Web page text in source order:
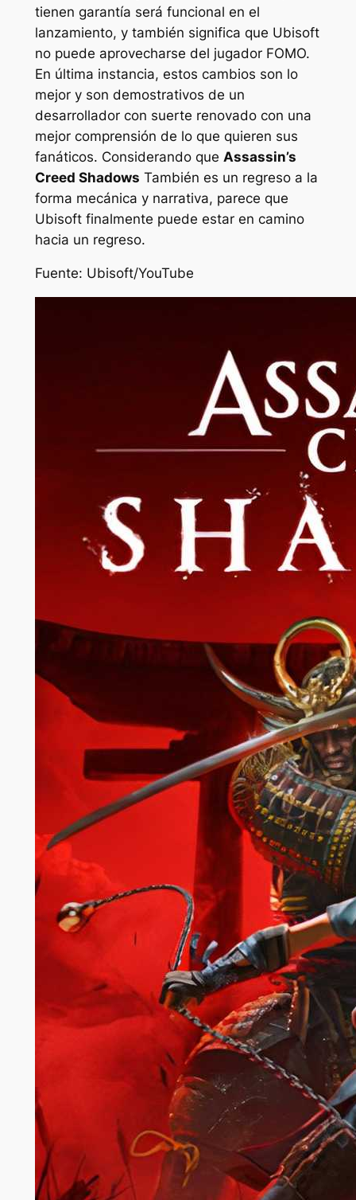
tienen garantía será funcional en el
lanzamiento, y también significa que Ubisoft
no puede aprovecharse del jugador FOMO.
En última instancia, estos cambios son lo
mejor y son demostrativos de un
desarrollador con suerte renovado con una
mejor comprensión de lo que quieren sus
fanáticos. Considerando que Assassin’s
Creed Shadows También es un regreso a la
forma mecánica y narrativa, parece que
Ubisoft finalmente puede estar en camino
hacia un regreso.
Fuente: Ubisoft/YouTube